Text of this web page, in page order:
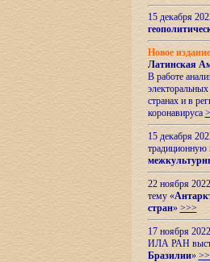
15 декабря
Новое
Латинская
В работе
странах и в
коронавируса
15 декабря
22 ноября
тему «
стран» >>>
17 ноября
ИЛА РАН
Бразилии»